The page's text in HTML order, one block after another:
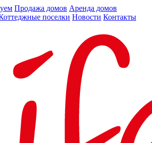
Продажа домов Аренда домов
поселки Новости Контакты